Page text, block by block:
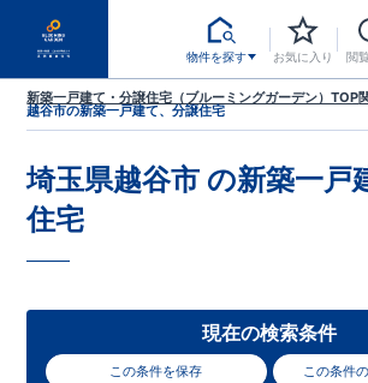
物件を探す お気に入り 閲
新築一戸建て・分譲住宅（ブルーミングガーデン）TOP
越谷市の新築一戸建て、分譲住宅
埼玉県越谷市 の新築一戸
住宅
現在の検索条件
この条件を保存 この条件